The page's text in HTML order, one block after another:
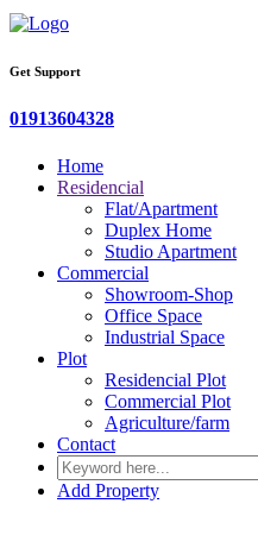
Get Support
01913604328
Home
Residencial
Flat/Apartment
Duplex Home
Studio Apartment
Commercial
Showroom-Shop
Office Space
Industrial Space
Plot
Residencial Plot
Commercial Plot
Agriculture/farm
Contact
Add Property